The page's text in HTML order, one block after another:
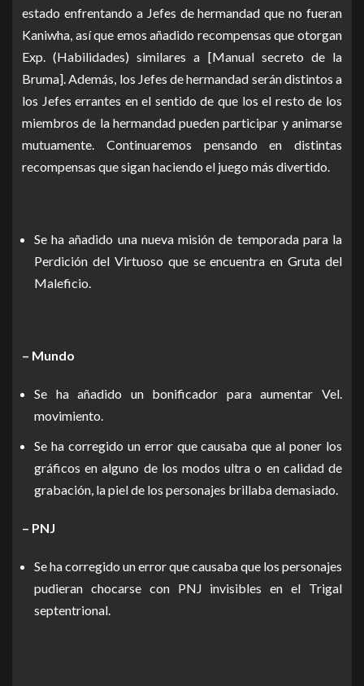
estado enfrentando a Jefes de hermandad que no fueran
Kaniwha, así que emos añadido recompensas que otorgan
Exp. (Habilidades) similares a [Manual secreto de la
Bruma]. Además, los Jefes de hermandad serán distintos a
los Jefes errantes en el sentido de que los el resto de los
miembros de la hermandad pueden participar y animarse
mutuamente. Continuaremos pensando en distintas
recompensas que sigan haciendo el juego más divertido.
Se ha añadido una nueva misión de temporada para la
Perdición del Virtuoso que se encuentra en Gruta del
Maleficio.
– Mundo
Se ha añadido un bonificador para aumentar Vel.
movimiento.
Se ha corregido un error que causaba que al poner los
gráficos en alguno de los modos ultra o en calidad de
grabación, la piel de los personajes brillaba demasiado.
– PNJ
Se ha corregido un error que causaba que los personajes
pudieran chocarse con PNJ invisibles en el Trigal
septentrional.